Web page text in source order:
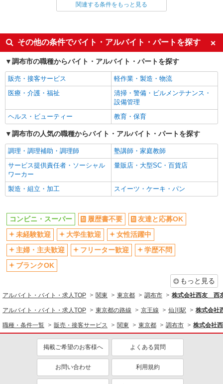
津区・川崎市多摩区・横浜市中区・横浜市神奈川
区・相模原市南区 千葉県松戸市・流山市の各店舗
時給1,226円 ※経験者優遇 実技試験により時
給考慮いたします。
東京都調布市深大寺東町3-16-1 （トップフレ
キープ 詳細を見る
アルバイト
トップフレッシュマーケット 深大寺店
スーパー夕方レジスタッフ
時給1,226円
東京都調布市深大寺東町3-16-1 （トップフレ
ッシュマーケット 深大寺店）
キープ 詳細を見る
同じ雇用形態から仙川駅の求人を探す
同じ特徴から仙川駅の求人を探す
履歴書不要
友達と応募OK
未経験歓迎
大学生歓迎
女性活躍中
主婦・主夫歓迎
学歴不問
ブランクOK
ミドル（40代～）活躍中
エルダー（50代～）活躍中
昇給あり
週2～3日勤務OK
朝
昼
夕方
夜
扶養内勤務OK
交通費支給
制服貸与
研修制度あり
社員登用あり
同じ職種から求人を探す
同じ特徴から求人を探す
未経験歓迎
大学生歓迎
ミドル（40代～）活躍中
週2～3日勤務OK
扶養内勤務OK
交通費支給
社会保険あり
社員登用あり
関連する条件をもっと見る
その他の条件でバイト・アルバイト・パートを探す
調布市の職種からバイト・アルバイト・パートを探す
販売・接客サービス
軽作業・製造・物流
医療・介護・福祉
清掃・警備・ビルメンテナンス・
設備管理
ヘルス・ビューティー
教育・保育
調布市の人気の職種からバイト・アルバイト・パートを探す
調理・調理補助・調理師
塾講師・家庭教師
サービス提供責任者・ソーシャル
ワーカー
量販店・大型SC・百貨店
製造・組立・加工 スイーツ・ケーキ・パン
コンビニ・スーパー 履歴書不要
友達と応募OK
未経験歓迎
大学生歓迎
女性活躍中
主婦・主夫歓迎
フリーター歓迎
学歴不問
ブランクOK
もっと見る
アルバイト・バイト・求人TOP 関東 東京都 調布市 株式会社西友 西
アルバイト・バイト・求人TOP 東京都の路線 京王線 仙川駅 株式会社
職種・条件一覧 販売・接客サービス 関東 東京都 調布市 株式会社
掲載ご希望のお客様へ よくある質問
お問い合わせ 利用規約